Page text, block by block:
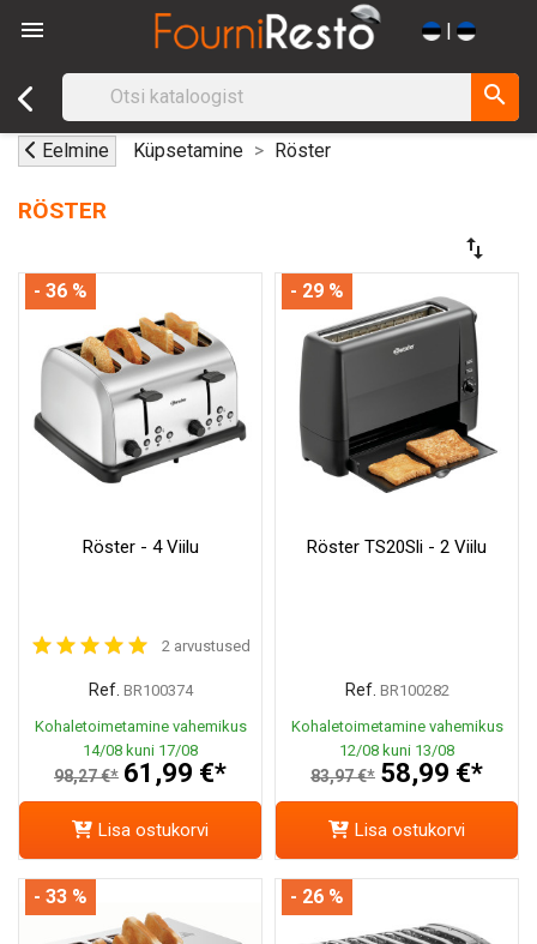
 |
search
Eelmine Küpsetamine Röster
RÖSTER
swap_vert
Röster - 4 Viilu
2 arvustused
Ref. BR100374
Kohaletoimetamine vahemikus
14/08 kuni 17/08
98,27 €* 61,99 €*
- 36 %
Lisa ostukorvi
Röster TS20Sli - 2 Viilu
Ref. BR100282
Kohaletoimetamine vahemikus
12/08 kuni 13/08
83,97 €* 58,99 €*
- 29 %
Lisa ostukorvi
- 33 % - 26 %